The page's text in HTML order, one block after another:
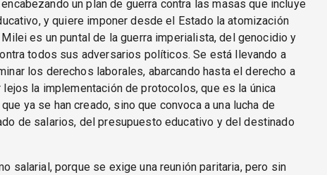
un plan de guerra contra las masas que incluye
y quiere imponer desde el Estado la atomización
es un puntal de la guerra imperialista, del genocidio y
todos sus adversarios políticos. Se está llevando a
los derechos laborales, abarcando hasta el derecho a
lejos la implementación de protocolos, que es la única
ya se han creado, sino que convoca a una lucha de
de salarios, del presupuesto educativo y del destinado
salarial, porque se exige una reunión paritaria, pero sin